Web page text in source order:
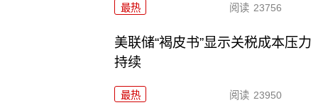
最热 阅读 23756
美联储“褐皮书”显示关税成本压力
持续
最热 阅读 23950